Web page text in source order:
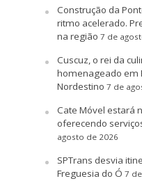
Construção da
ritmo acelerado.
na região 7 de
Cuscuz, o rei da
homenageado em
Nordestino 7 de
Cate Móvel estará
oferecendo
agosto de 2026
SPTrans desvia
Freguesia do Ó 7